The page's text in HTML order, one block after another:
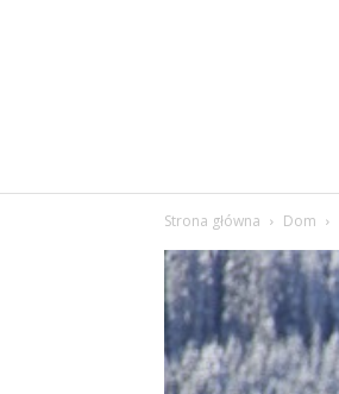
Strona główna Dom